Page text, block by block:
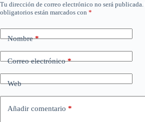
Tu dirección de correo electrónico no será publicada.
obligatorios están marcados con *
Nombre*
Correo electrónico*
Web
Añadir comentario *